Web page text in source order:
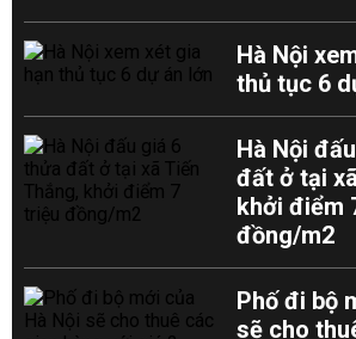
Hà Nội
thủ tục 6
Hà Nội
đất ở tại
khởi điểm
đồng/m2
Phố đi bộ
sẽ cho